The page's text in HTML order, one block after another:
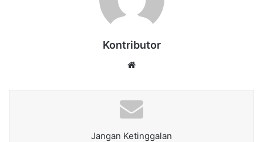
Kontributor
Jangan Ketinggalan